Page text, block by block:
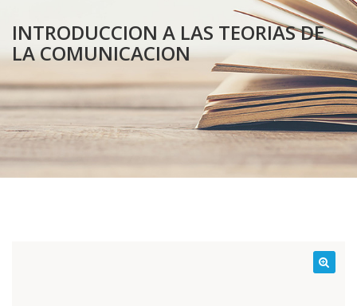
INTRODUCCION A LAS TEORIAS DE
LA COMUNICACION
¡Oferta!